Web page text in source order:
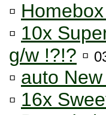
▫
▫ 10x
g/w !?!? ▫
▫ auto
▫ 16x